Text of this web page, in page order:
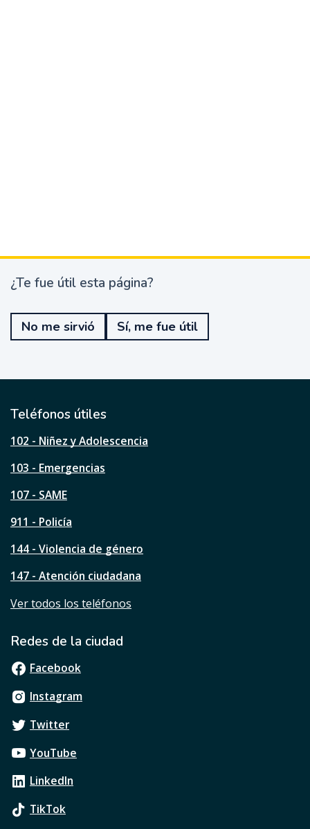
¿
e
u
t
l
s
a
á
i
a
¿Te fue útil esta página?
No me sirvió Sí, me fue útil
Teléfonos útiles
102 - Niñez y Adolescencia
103 - Emergencias
107 - SAME
911 - Policía
144 - Violencia de género
147 - Atención ciudadana
Ver todos los teléfonos
Redes de la ciudad
Facebook
Instagram
Twitter
YouTube
LinkedIn
TikTok